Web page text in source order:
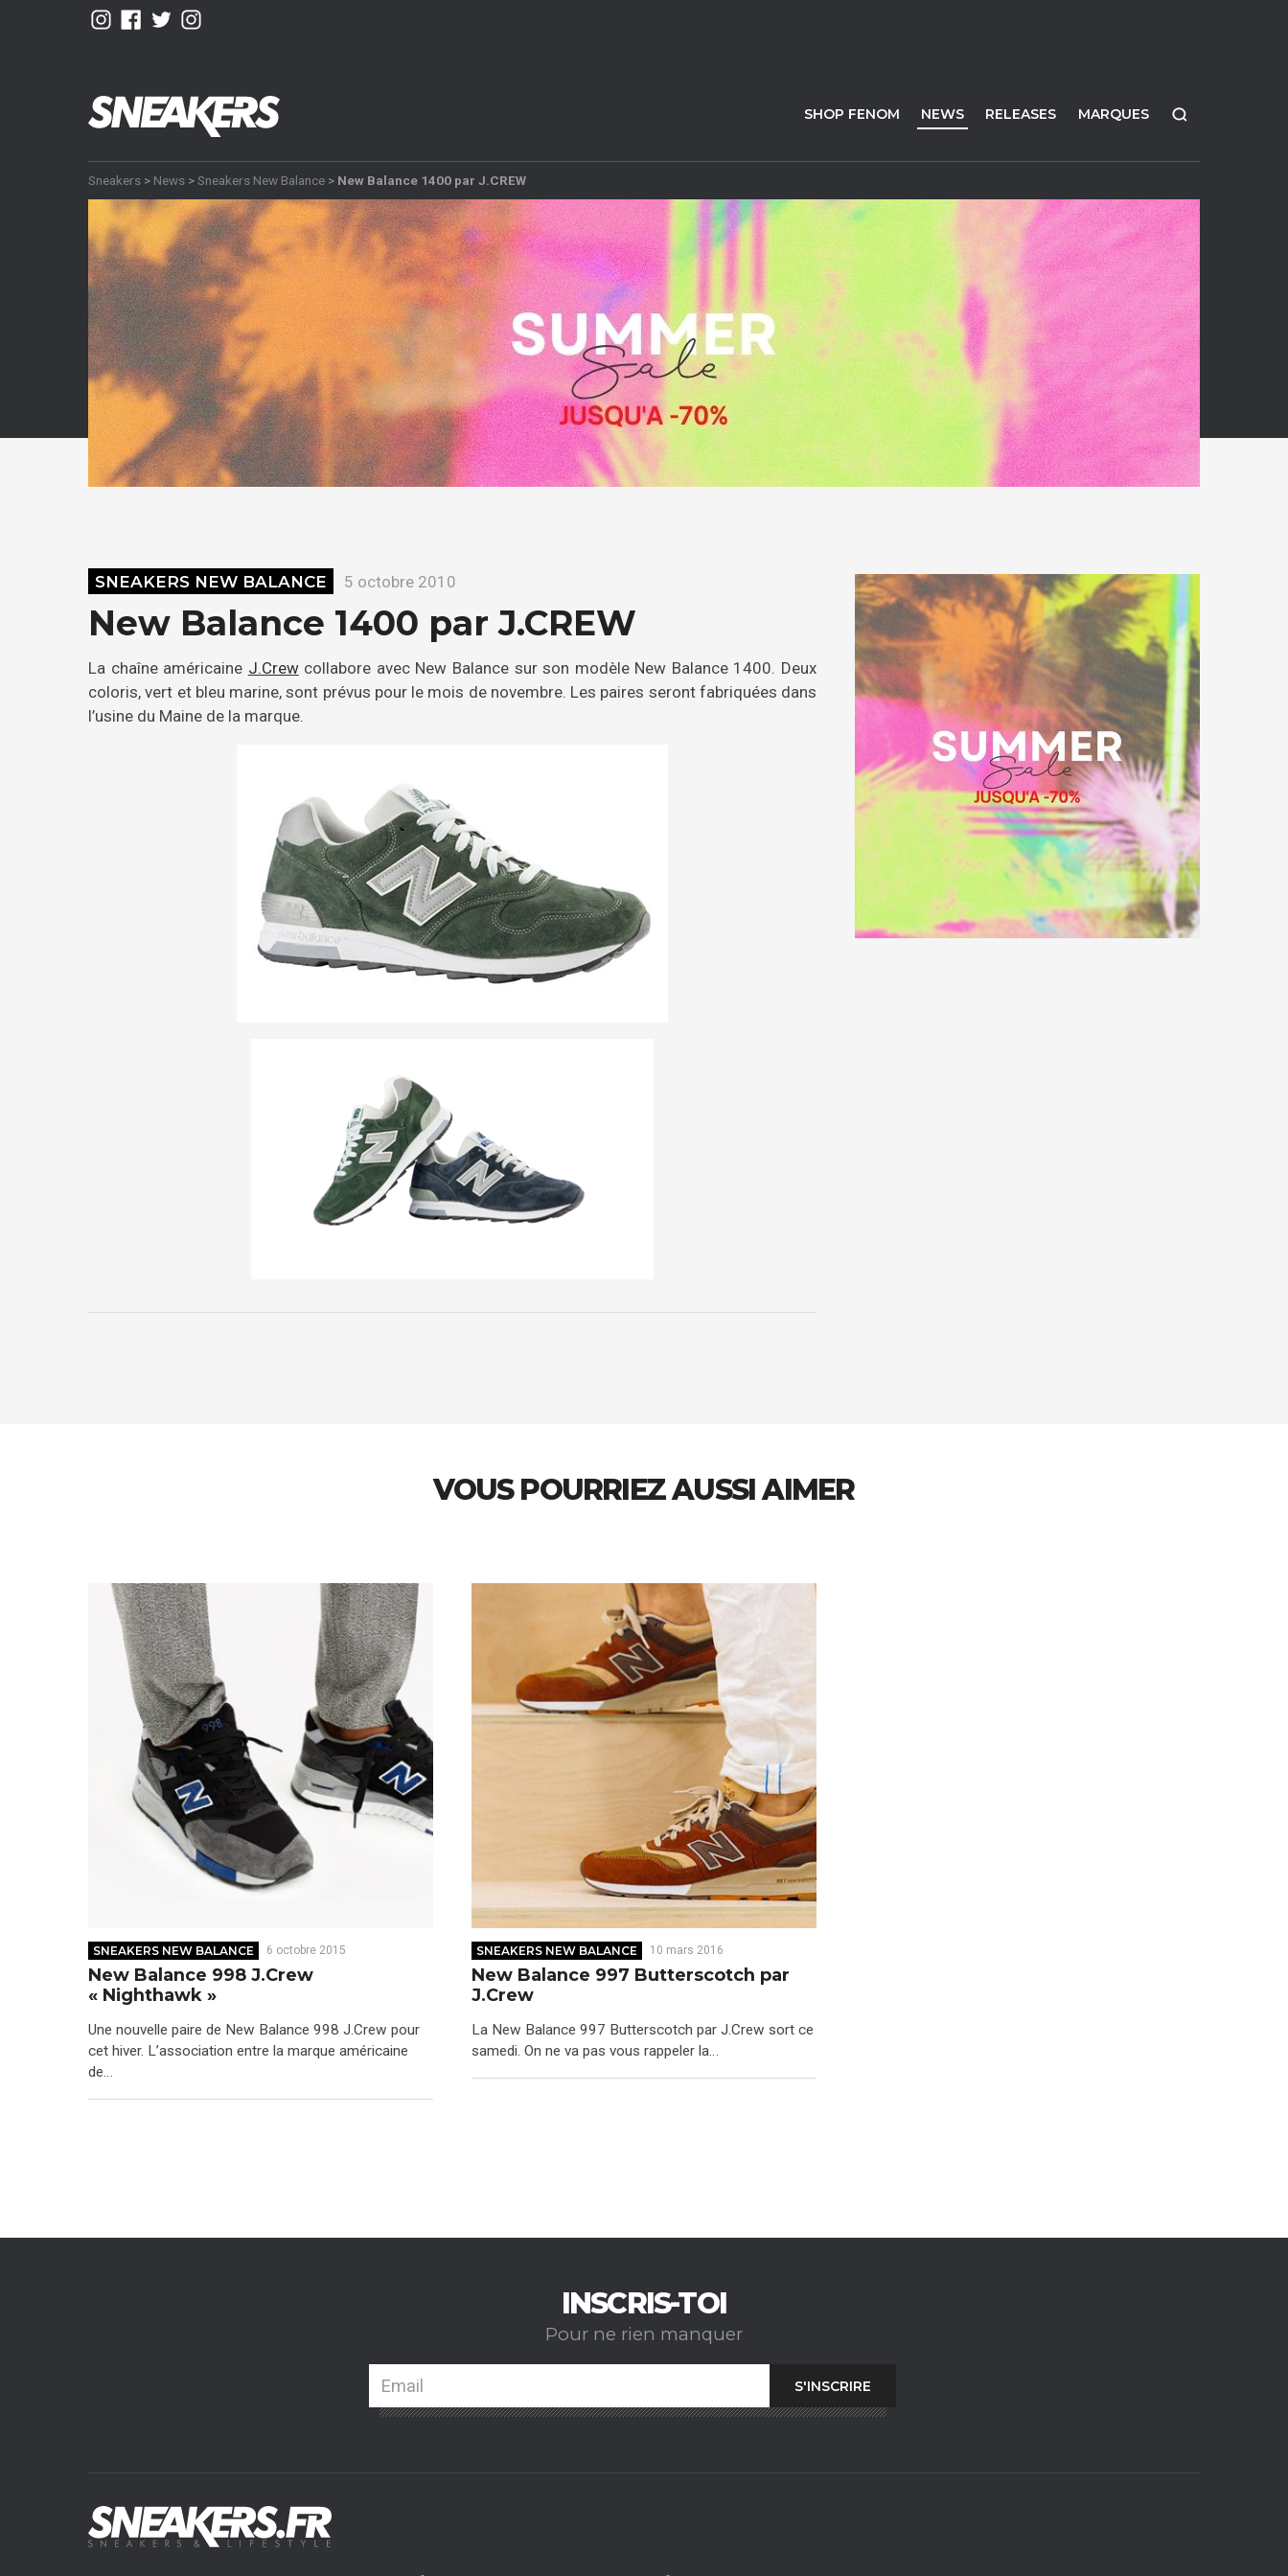
SHOP FENOM NEWS RELEASES MARQUES
Sneakers > News >Sneakers New Balance > New Balance 1400 par J.CREW
SNEAKERS NEW BALANCE 5 octobre 2010
New Balance 1400 par J.CREW
La chaîne américaine J.Crewcollabore avec New Balance sur son modèle New Balance 1400. Deux
coloris, vert et bleu marine, sont prévus pour le mois de novembre. Les paires seront fabriquées dans
l’usine du Maine de la marque.
VOUS POURRIEZ AUSSI AIMER
SNEAKERS NEW BALANCE 6 octobre 2015
New Balance 998 J.Crew
« Nighthawk »
Une nouvelle paire de New Balance 998 J.Crew pour
cet hiver. L’association entre la marque américaine
de…
SNEAKERS NEW BALANCE 10 mars 2016
New Balance 997 Butterscotch par
J.Crew
La New Balance 997 Butterscotch par J.Crew sort ce
samedi. On ne va pas vous rappeler la…
INSCRIS-TOI
Pour ne rien manquer